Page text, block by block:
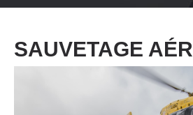
SAUVETAGE